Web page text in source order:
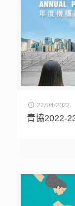
22/04/2022
青協2022-